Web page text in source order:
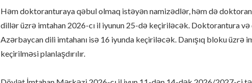
Həm doktoranturaya qəbul olmaq istəyən namizədlər, həm də
dillər üzrə imtahan 2026-cı il iyunun 25-də keçiriləcək. Doktorantura
Azərbaycan dili imtahanı isə 16 iyunda keçiriləcək. Danışıq bloku üzrə
keçirilməsi planlaşdırılır.